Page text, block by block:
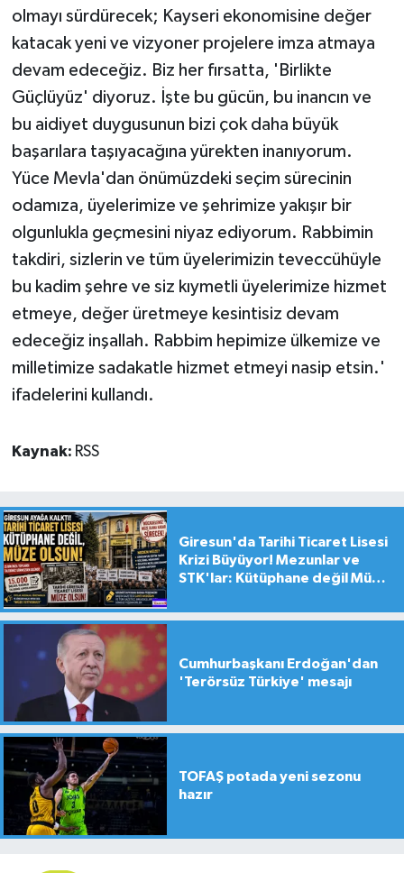
olmayı sürdürecek; Kayseri ekonomisine değer
katacak yeni ve vizyoner projelere imza atmaya
devam edeceğiz. Biz her fırsatta, 'Birlikte
Güçlüyüz' diyoruz. İşte bu gücün, bu inancın ve
bu aidiyet duygusunun bizi çok daha büyük
başarılara taşıyacağına yürekten inanıyorum.
Yüce Mevla'dan önümüzdeki seçim sürecinin
odamıza, üyelerimize ve şehrimize yakışır bir
olgunlukla geçmesini niyaz ediyorum. Rabbimin
takdiri, sizlerin ve tüm üyelerimizin teveccühüyle
bu kadim şehre ve siz kıymetli üyelerimize hizmet
etmeye, değer üretmeye kesintisiz devam
edeceğiz inşallah. Rabbim hepimize ülkemize ve
milletimize sadakatle hizmet etmeyi nasip etsin.'
ifadelerini kullandı.
Kaynak: RSS
Giresun'da Tarihi Ticaret Lisesi
Krizi Büyüyor! Mezunlar ve
STK'lar: Kütüphane değil Müze
Cumhurbaşkanı Erdoğan'dan
'Terörsüz Türkiye' mesajı
TOFAŞ potada yeni sezonu
hazır